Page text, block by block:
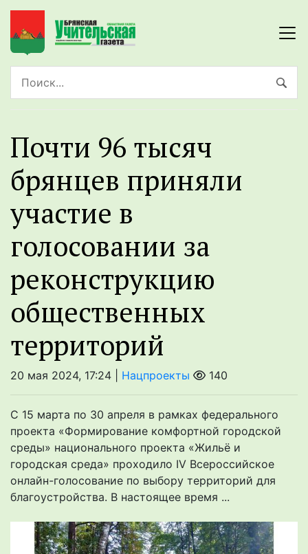
Почти 96 тысяч
брянцев приняли
участие в
голосовании за
реконструкцию
общественных
территорий
20 мая 2024, 17:24 | Нацпроекты 140
С 15 марта по 30 апреля в рамках федерального
проекта «Формирование комфортной городской
среды» национального проекта «Жильё и
городская среда» проходило IV Всероссийское
онлайн-голосование по выбору территорий для
благоустройства. В настоящее время ...